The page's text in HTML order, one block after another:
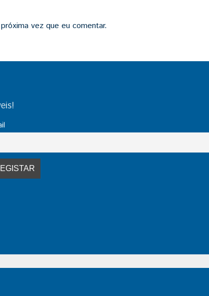
vez que eu comentar.